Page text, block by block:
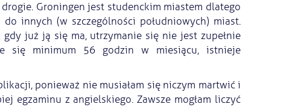
Groningen jest studenckim miastem dlatego
innych (w szczególności południowych) miast.
już ją się ma, utrzymanie się nie jest zupełnie
się minimum 56 godzin w miesiącu, istnieje
ponieważ nie musiałam się niczym martwić i
egzaminu z angielskiego. Zawsze mogłam liczyć